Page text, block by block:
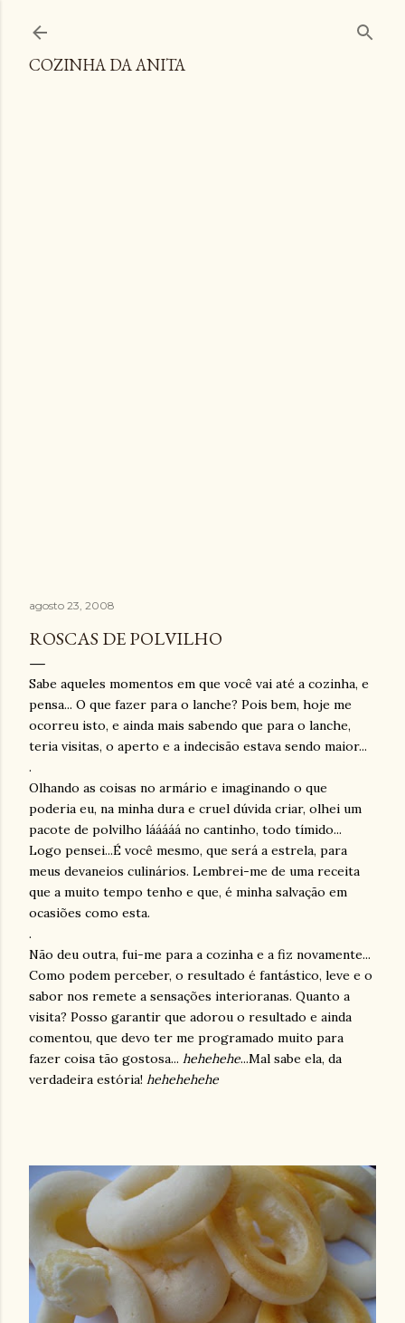
COZINHA DA ANITA
agosto 23, 2008
ROSCAS DE POLVILHO
Sabe aqueles momentos em que você vai até a cozinha, e
pensa... O que fazer para o lanche? Pois bem, hoje me
ocorreu isto, e ainda mais sabendo que para o lanche,
teria visitas, o aperto e a indecisão estava sendo maior...
.
Olhando as coisas no armário e imaginando o que
poderia eu, na minha dura e cruel dúvida criar, olhei um
pacote de polvilho lááááá no cantinho, todo tímido...
Logo pensei...É você mesmo, que será a estrela, para
meus devaneios culinários. Lembrei-me de uma receita
que a muito tempo tenho e que, é minha salvação em
ocasiões como esta.
.
Não deu outra, fui-me para a cozinha e a fiz novamente...
Como podem perceber, o resultado é fantástico, leve e o
sabor nos remete a sensações interioranas. Quanto a
visita? Posso garantir que adorou o resultado e ainda
comentou, que devo ter me programado muito para
fazer coisa tão gostosa... hehehehe...Mal sabe ela, da
verdadeira estória! hehehehehe